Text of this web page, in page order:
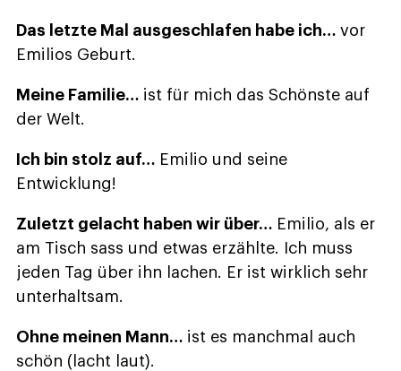
Das letzte Mal ausgeschlafen habe ich… vor
Emilios Geburt.
Meine Familie… ist für mich das Schönste auf
der Welt.
Ich bin stolz auf… Emilio und seine
Entwicklung!
Zuletzt gelacht haben wir über… Emilio, als er
am Tisch sass und etwas erzählte. Ich muss
jeden Tag über ihn lachen. Er ist wirklich sehr
unterhaltsam.
Ohne meinen Mann… ist es manchmal auch
schön (lacht laut).